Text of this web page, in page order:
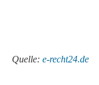
Quelle: e-recht24.de